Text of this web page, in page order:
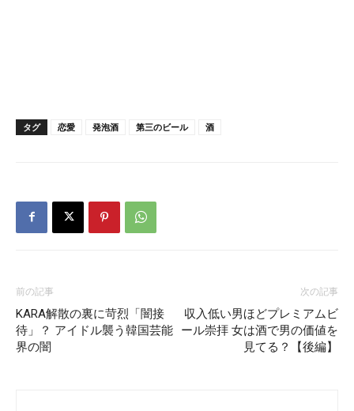
タグ 恋愛 発泡酒 第三のビール 酒
前の記事
KARA解散の裏に苛烈「闇接
待」？ アイドル襲う韓国芸能
界の闇
次の記事
収入低い男ほどプレミアムビ
ール崇拝 女は酒で男の価値を
見てる？【後編】